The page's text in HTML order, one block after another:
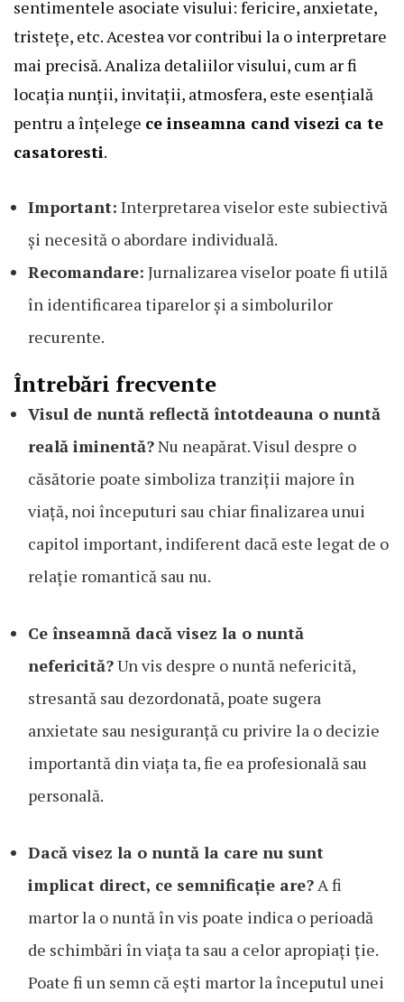
sentimentele asociate visului: fericire, anxietate,
tristețe, etc. Acestea vor contribui la o interpretare
mai precisă. Analiza detaliilor visului, cum ar fi
locația nunții, invitații, atmosfera, este esențială
pentru a înțelege ce inseamna cand visezi ca te
casatoresti.
Important: Interpretarea viselor este subiectivă
și necesită o abordare individuală.
Recomandare: Jurnalizarea viselor poate fi utilă
în identificarea tiparelor și a simbolurilor
recurente.
Întrebări frecvente
Visul de nuntă reflectă întotdeauna o nuntă
reală iminentă?Nu neapărat. Visul despre o
căsătorie poate simboliza tranziții majore în
viață, noi începuturi sau chiar finalizarea unui
capitol important, indiferent dacă este legat de o
relație romantică sau nu.
Ce înseamnă dacă visez la o nuntă
nefericită?Un vis despre o nuntă nefericită,
stresantă sau dezordonată, poate sugera
anxietate sau nesiguranță cu privire la o decizie
importantă din viața ta, fie ea profesională sau
personală.
Dacă visez la o nuntă la care nu sunt
implicat direct, ce semnificație are? A fi
martor la o nuntă în vis poate indica o perioadă
de schimbări în viața ta sau a celor apropiați ție.
Poate fi un semn că ești martor la începutul unei